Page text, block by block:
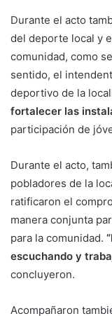
Durante el acto
del deporte local y
comunidad, como
sentido, el
deportivo de la
fortalecer las
participación de
Durante el acto,
pobladores de la
ratificaron el
manera conjunta
para la comunidad.
escuchando y
concluyeron.
Acompañaron